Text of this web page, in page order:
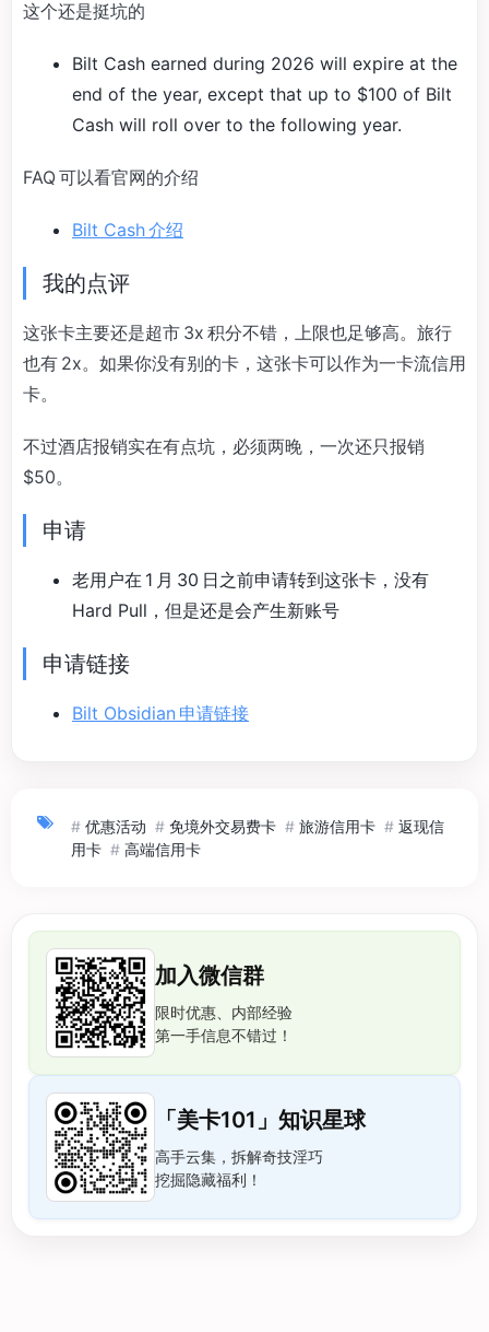
这个还是挺坑的
Bilt Cash earned during 2026 will expire at the
end of the year, except that up to $100 of Bilt
Cash will roll over to the following year.
FAQ 可以看官网的介绍
Bilt Cash 介绍
我的点评
这张卡主要还是超市 3x 积分不错，上限也足够高。旅行
也有 2x。如果你没有别的卡，这张卡可以作为一卡流信用
卡。
不过酒店报销实在有点坑，必须两晚，一次还只报销
$50。
申请
老用户在 1 月 30 日之前申请转到这张卡，没有
Hard Pull，但是还是会产生新账号
申请链接
Bilt Obsidian 申请链接
# 优惠活动 # 免境外交易费卡 # 旅游信用卡 # 返现信
用卡 # 高端信用卡
加入微信群
限时优惠、内部经验
第一手信息不错过！
「美卡101」知识星球
高手云集，拆解奇技淫巧
挖掘隐藏福利！